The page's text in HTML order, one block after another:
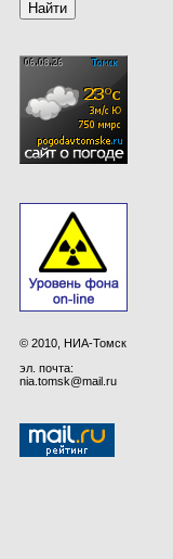
© 2010, НИА-Томск
эл. почта:
nia.tomsk@mail.ru